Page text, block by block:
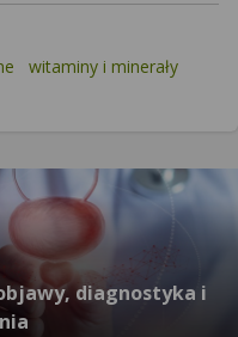
witaminy i minerały
diagnostyka i